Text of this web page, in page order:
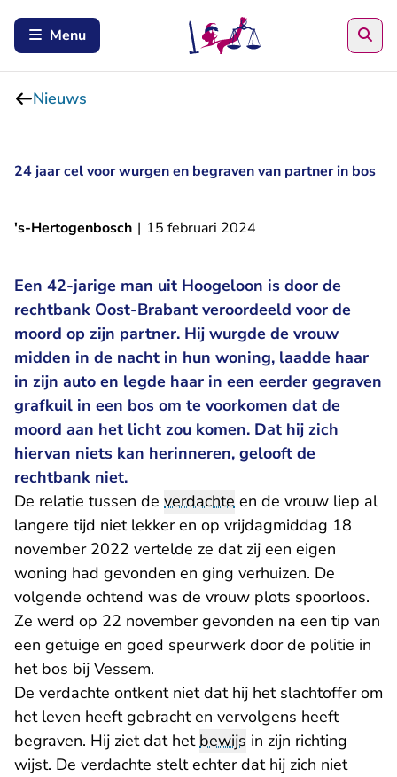
Menu
Nieuws
24 jaar cel voor wurgen en begraven van partner in bos
's-Hertogenbosch | 15 februari 2024
Een 42-jarige man uit Hoogeloon is door de
rechtbank Oost-Brabant veroordeeld voor de
moord op zijn partner. Hij wurgde de vrouw
midden in de nacht in hun woning, laadde haar
in zijn auto en legde haar in een eerder gegraven
grafkuil in een bos om te voorkomen dat de
moord aan het licht zou komen. Dat hij zich
hiervan niets kan herinneren, gelooft de
rechtbank niet.
De relatie tussen de verdachte en de vrouw liep al
langere tijd niet lekker en op vrijdagmiddag 18
november 2022 vertelde ze dat zij een eigen
woning had gevonden en ging verhuizen. De
volgende ochtend was de vrouw plots spoorloos.
Ze werd op 22 november gevonden na een tip van
een getuige en goed speurwerk door de politie in
het bos bij Vessem.
De verdachte ontkent niet dat hij het slachtoffer om
het leven heeft gebracht en vervolgens heeft
begraven. Hij ziet dat hetbewijs in zijn richting
wijst. De verdachte stelt echter dat hij zich niet